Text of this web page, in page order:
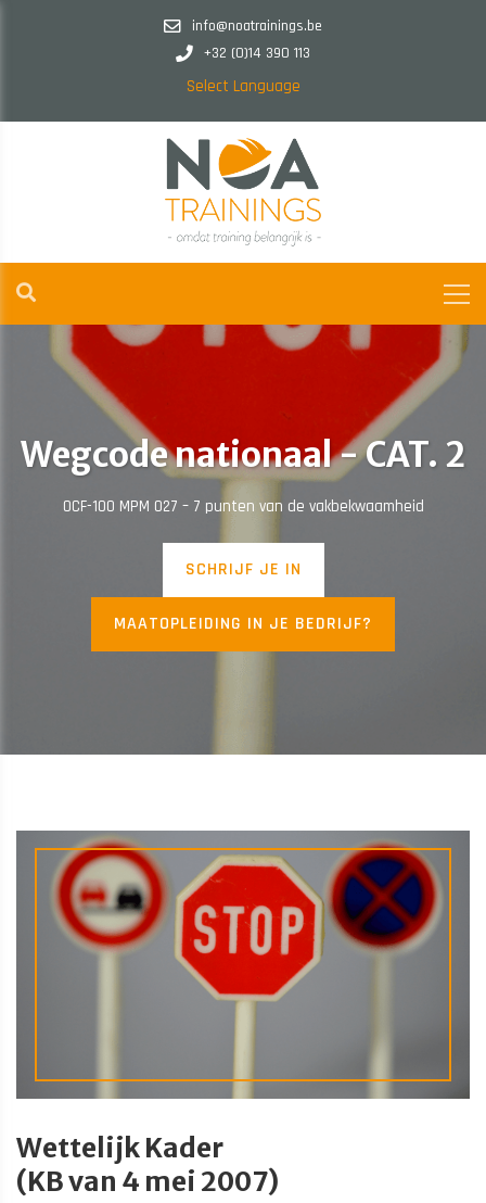
info@noatrainings.be
+32 (0)14 390 113
Select Language
Wegcode nationaal - CAT. 2
OCF-100 MPM 027 – 7 punten van de vakbekwaamheid
SCHRIJF JE IN
MAATOPLEIDING IN JE BEDRIJF?
Wettelijk Kader
(KB van 4 mei 2007)